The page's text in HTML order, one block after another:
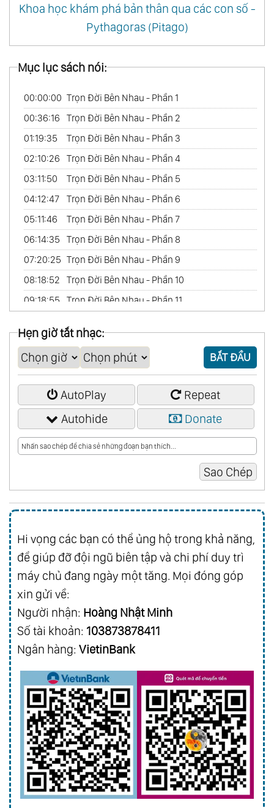
Khoa học khám phá bản thân qua các con số -
Pythagoras (Pitago)
Mục lục sách nói:
00:00:00 Trọn Đời Bên Nhau - Phần 1
00:36:16
Trọn Đời Bên Nhau - Phần 2
01:19:35
Trọn Đời Bên Nhau - Phần 3
02:10:26
Trọn Đời Bên Nhau - Phần 4
03:11:50
Trọn Đời Bên Nhau - Phần 5
04:12:47
Trọn Đời Bên Nhau - Phần 6
05:11:46
Trọn Đời Bên Nhau - Phần 7
06:14:35 Trọn Đời Bên Nhau - Phần 8
07:20:25 Trọn Đời Bên Nhau - Phần 9
08:18:52
Trọn Đời Bên Nhau - Phần 10
09:18:55 Trọn Đời Bên Nhau - Phần 11
11:26:48
Trọn Đời Bên Nhau - Phần 13
12:31:03
Trọn Đời Bên Nhau - Phần 14 - (End)
Hẹn giờ tắt nhạc:
BẮT ĐẦU
AutoPlay
Repeat
Autohide
Donate
Hi vọng các bạn có thể ủng hộ trong khả năng,
để giúp đỡ đội ngũ biên tập và chi phí duy trì
máy chủ đang ngày một tăng. Mọi đóng góp
xin gửi về:
Người nhận: Hoàng Nhật Minh
Số tài khoản: 103873878411
Ngân hàng: VietinBank